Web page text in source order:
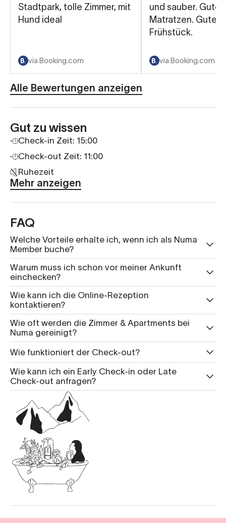
Stadtpark, tolle Zimmer, mit
Hund ideal
via Booking.com
und sauber. Gute
Matratzen. Gutes
Frühstück.
via Booking.com
Alle Bewertungen anzeigen
Gut zu wissen
Check-in Zeit: 15:00
Check-out Zeit: 11:00
Ruhezeit
Mehr anzeigen
FAQ
Welche Vorteile erhalte ich, wenn ich als Numa
Member buche?
Warum muss ich schon vor meiner Ankunft
einchecken?
Wie kann ich die Online-Rezeption
kontaktieren?
Wie oft werden die Zimmer & Apartments bei
Numa gereinigt?
Wie funktioniert der Check-out?
Wie kann ich ein Early Check-in oder Late
Check-out anfragen?